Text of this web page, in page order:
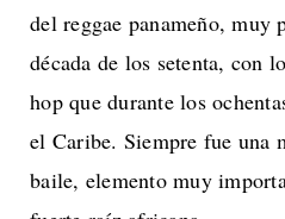
del reggae panameño, muy
década de los setenta, con
hop que durante los
el Caribe. Siempre fue una
baile, elemento muy